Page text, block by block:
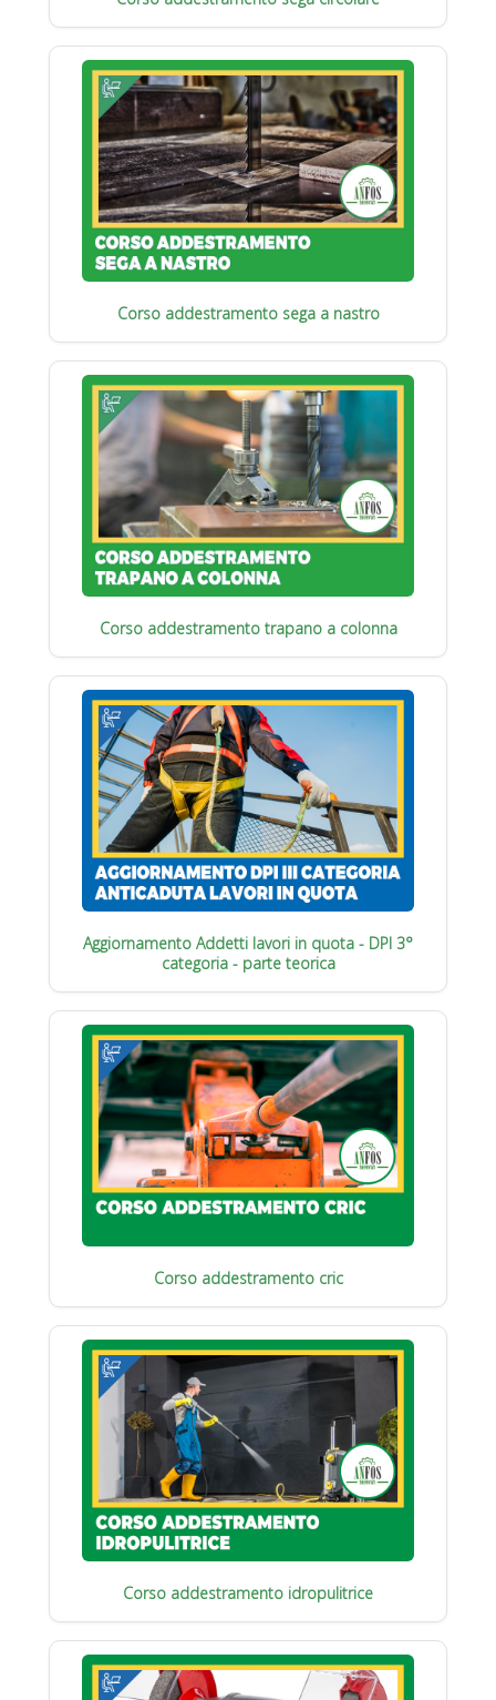
Corso addestramento sega a nastro
Corso addestramento trapano a colonna
Aggiornamento Addetti lavori in quota - DPI 3°
categoria - parte teorica
Corso addestramento cric
Corso addestramento idropulitrice